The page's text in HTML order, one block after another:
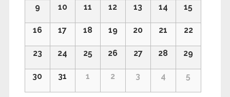
9 10 11 12 13 14 15
16 17 18 19 20 21 22
23 24 25 26 27 28 29
30 31 1 2 3 4 5